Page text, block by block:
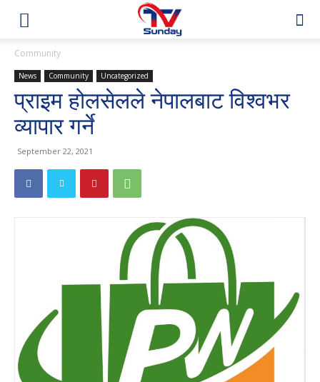
Community
News Community Uncategorized
प्राइम होलसेलले नेपालबाट विश्वभर
व्यापार गर्ने
September 22, 2021